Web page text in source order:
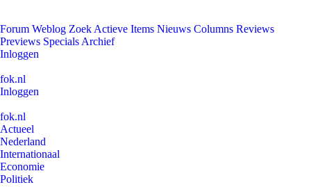
Forum Weblog Zoek Actieve Items Nieuws Columns Reviews
Previews Specials Archief
Inloggen
fok.nl
Inloggen
fok.nl
Actueel
Nederland
Internationaal
Economie
Politiek